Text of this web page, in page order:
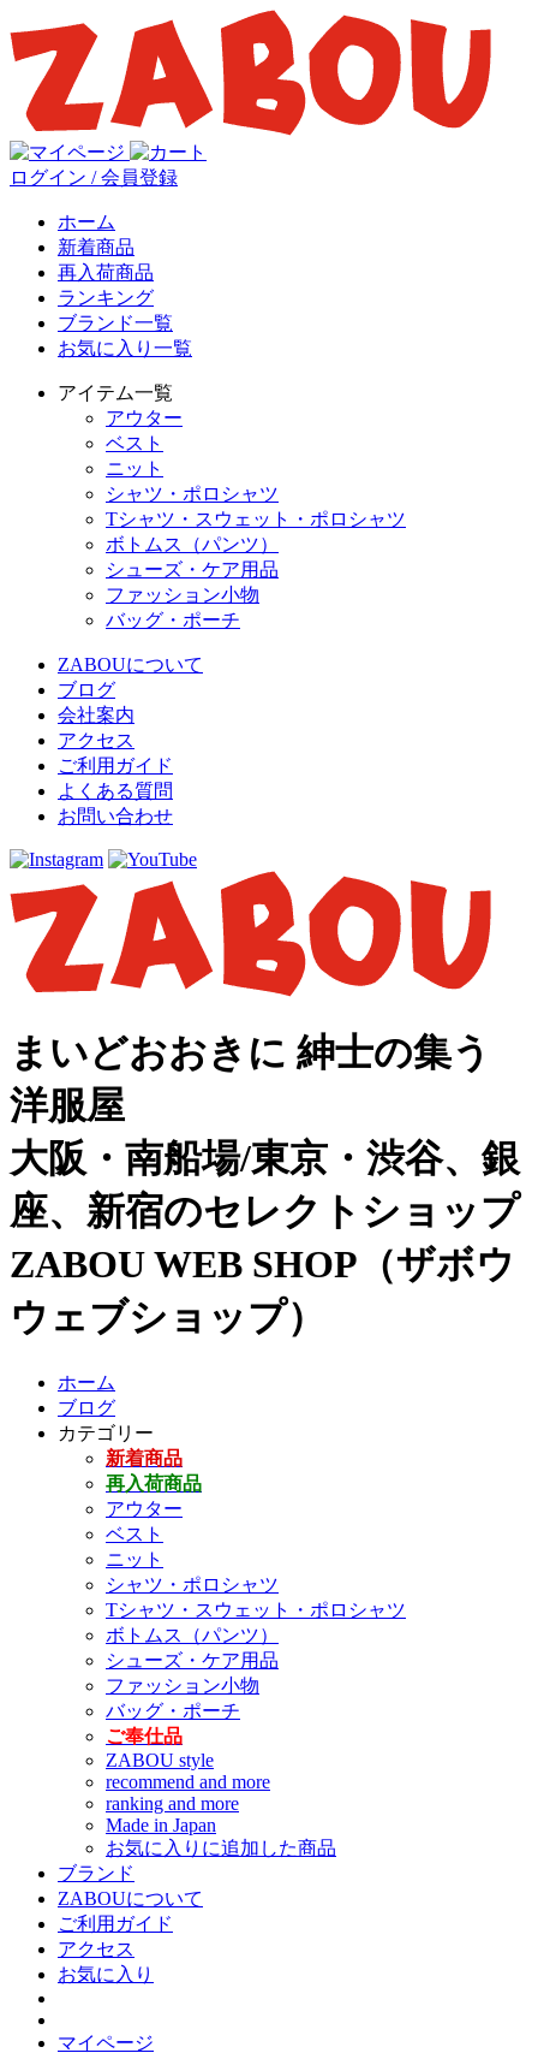
ログイン / 会員登録
ホーム
新着商品
再入荷商品
ランキング
ブランド一覧
お気に入り一覧
アイテム一覧
アウター
ベスト
ニット
シャツ・ポロシャツ
Tシャツ・スウェット・ポロシャツ
ボトムス（パンツ）
シューズ・ケア用品
ファッション小物
バッグ・ポーチ
ZABOUについて
ブログ
会社案内
アクセス
ご利用ガイド
よくある質問
お問い合わせ
まいどおおきに 紳士の集う
洋服屋
大阪・南船場/東京・渋谷、銀
座、新宿のセレクトショップ
ZABOU WEB SHOP（ザボウ
ウェブショップ）
ホーム
ブログ
カテゴリー
新着商品
再入荷商品
アウター
ベスト
ニット
シャツ・ポロシャツ
Tシャツ・スウェット・ポロシャツ
ボトムス（パンツ）
シューズ・ケア用品
ファッション小物
バッグ・ポーチ
ご奉仕品
ZABOU style
recommend and more
ranking and more
Made in Japan
お気に入りに追加した商品
ブランド
ZABOUについて
ご利用ガイド
アクセス
お気に入り
マイページ